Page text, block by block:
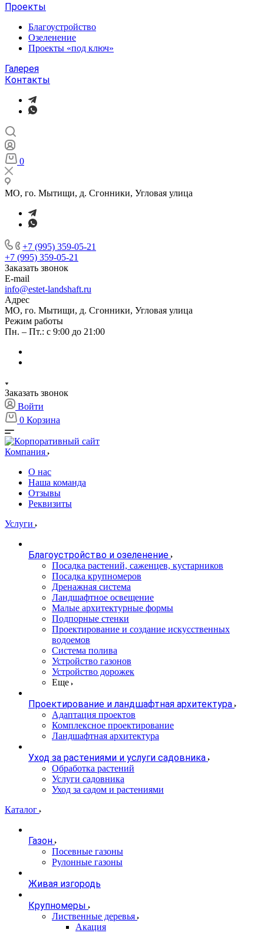
Проекты
Благоустройство
Озеленение
Проекты «под ключ»
Галерея
Контакты
0
МО, го. Мытищи, д. Сгонники, Угловая улица
+7 (995) 359-05-21
+7 (995) 359-05-21
Заказать звонок
E-mail
info@estet-landshaft.ru
Адрес
МО, го. Мытищи, д. Сгонники, Угловая улица
Режим работы
Пн. – Пт.: с 9:00 до 21:00
Заказать звонок
Войти
0 Корзина
Компания
О нас
Наша команда
Отзывы
Реквизиты
Услуги
Благоустройство и озеленение
Посадка растений, саженцев, кустарников
Посадка крупномеров
Дренажная система
Ландшафтное освещение
Малые архитектурные формы
Подпорные стенки
Проектирование и создание искусственных
водоемов
Система полива
Устройство газонов
Устройство дорожек
Еще
Проектирование и ландшафтная архитектура
Адаптация проектов
Комплексное проектирование
Ландшафтная архитектура
Уход за растениями и услуги садовника
Обработка растений
Услуги садовника
Уход за садом и растениями
Каталог
Газон
Посевные газоны
Рулонные газоны
Живая изгородь
Крупномеры
Лиственные деревья
Акация